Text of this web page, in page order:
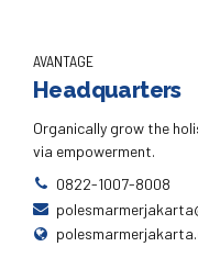
AVANTAGE
Headquarters
Organically grow the
via empowerment.
0822-1007-8008